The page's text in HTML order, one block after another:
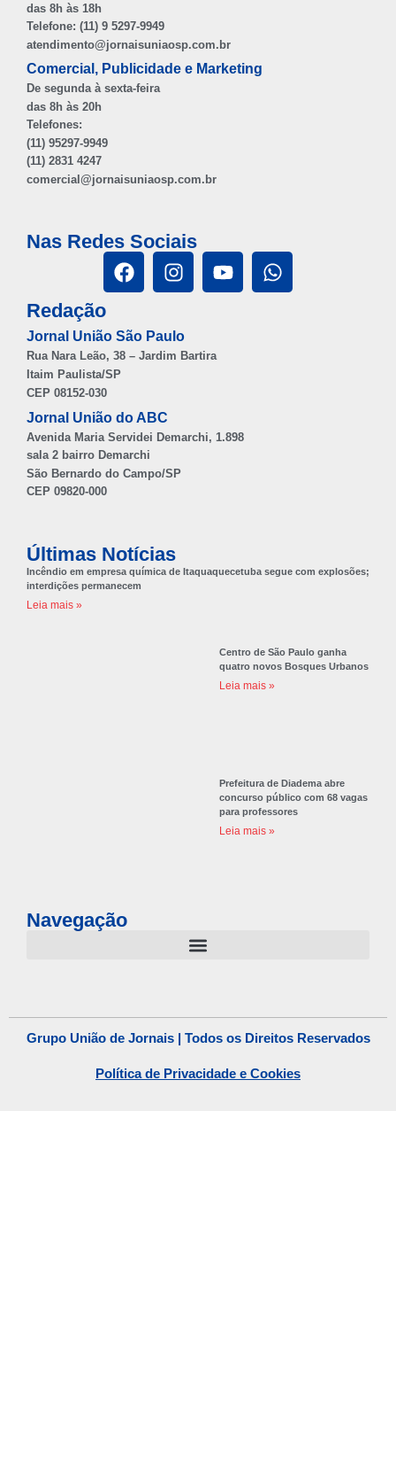
das 8h às 18h
Telefone: (11) 9 5297-9949
atendimento@jornaisuniaosp.com.br
Comercial, Publicidade e Marketing
De segunda à sexta-feira
das 8h às 20h
Telefones:
(11) 95297-9949
(11) 2831 4247
comercial@jornaisuniaosp.com.br
Nas Redes Sociais
Redação
Jornal União São Paulo
Rua Nara Leão, 38 – Jardim Bartira
Itaim Paulista/SP
CEP 08152-030
Jornal União do ABC
Avenida Maria Servidei Demarchi, 1.898
sala 2 bairro Demarchi
São Bernardo do Campo/SP
CEP 09820-000
Últimas Notícias
Incêndio em empresa química de Itaquaquecetuba segue com explosões;
interdições permanecem
Leia mais »
Centro de São Paulo ganha
quatro novos Bosques Urbanos
Leia mais »
Prefeitura de Diadema abre
concurso público com 68 vagas
para professores
Leia mais »
Navegação
Grupo União de Jornais | Todos os Direitos Reservados
Política de Privacidade e Cookies